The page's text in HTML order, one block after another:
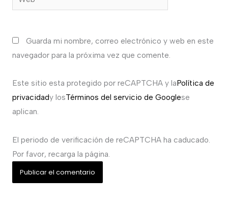
Guarda mi nombre, correo electrónico y web en este
navegador para la próxima vez que comente.
Este sitio esta protegido por reCAPTCHA y laPolítica de
privacidady losTérminos del servicio de Googlese
aplican.
El periodo de verificación de reCAPTCHA ha caducado.
Por favor, recarga la página.